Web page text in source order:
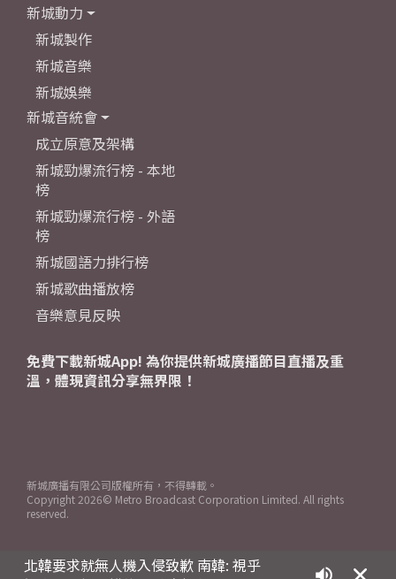
北韓要求就無人機入侵致歉 南韓: 視乎
新城動力
新城製作
新城音樂
新城娛樂
新城音統會
成立原意及架構
新城勁爆流行榜 - 本地
榜
新城勁爆流行榜 - 外語
榜
新城國語力排行榜
新城歌曲播放榜
音樂意見反映
免費下載新城App! 為你提供新城廣播節目直播及重
溫，體現資訊分享無界限！
新城廣播有限公司版權所有，不得轉載。
Copyright 2026© Metro Broadcast Corporation Limited. All rights
reserved.